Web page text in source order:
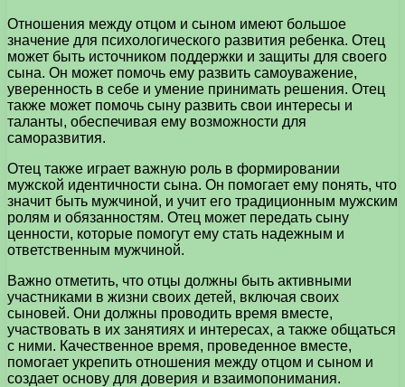
Отношения между отцом и сыном имеют большое
значение для психологического развития ребенка. Отец
может быть источником поддержки и защиты для своего
сына. Он может помочь ему развить самоуважение,
уверенность в себе и умение принимать решения. Отец
также может помочь сыну развить свои интересы и
таланты, обеспечивая ему возможности для
саморазвития.
Отец также играет важную роль в формировании
мужской идентичности сына. Он помогает ему понять, что
значит быть мужчиной, и учит его традиционным мужским
ролям и обязанностям. Отец может передать сыну
ценности, которые помогут ему стать надежным и
ответственным мужчиной.
Важно отметить, что отцы должны быть активными
участниками в жизни своих детей, включая своих
сыновей. Они должны проводить время вместе,
участвовать в их занятиях и интересах, а также общаться
с ними. Качественное время, проведенное вместе,
помогает укрепить отношения между отцом и сыном и
создает основу для доверия и взаимопонимания.